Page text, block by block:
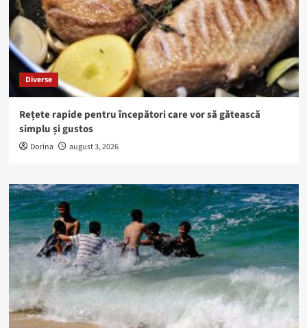
Diverse
Rețete rapide pentru începători care vor să gătească
simplu și gustos
Dorina august 3, 2026